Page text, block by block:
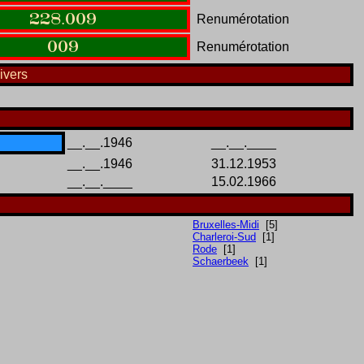
228.009 Renumérotation
009
Renumérotation
__.__.1946
__.__.____
__.__.1946
31.12.1953
__.__.____
15.02.1966
Bruxelles-Midi [5]
Charleroi-Sud [1]
Rode [1]
Schaerbeek [1]